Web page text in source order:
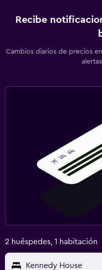
Recibe
Cambios diarios de precios
2 huéspedes, 1 habitación
Kennedy House